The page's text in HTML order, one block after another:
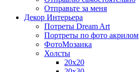
Отправьте за меня
Декор Интерьера
Потреты Dream Art
Портреты по фото акрилом
ФотоМозаика
Холсты
20х20